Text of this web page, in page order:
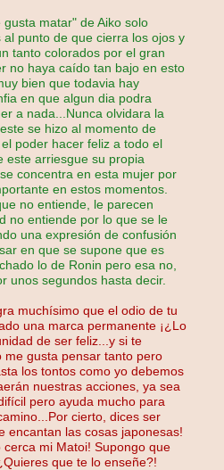
matar" de Aiko solo
punto de que cierra los ojos y
tanto colorados por el gran
no haya caído tan bajo en esto
bien que todavia hay
en que algun dia podra
a nada...Nunca olvidara la
se hizo al momento de
poder hacer feliz a todo el
este arriesgue su propia
concentra en esta mujer por
en estos momentos.
no entiende, le parecen
no entiende por lo que se le
una expresión de confusión
en que se supone que es
lo de Ronin pero esa no,
unos segundos hasta decir.
muchísimo que el odio de tu
una marca permanente ¡¿Lo
de ser feliz...y si te
me gusta pensar tanto pero
los tontos como yo debemos
nuestras acciones, ya sea
pero ayuda mucho para
cierto, dices ser
encantan las cosas japonesas!
cerca mi Matoi! Supongo que
que te lo enseñe?!